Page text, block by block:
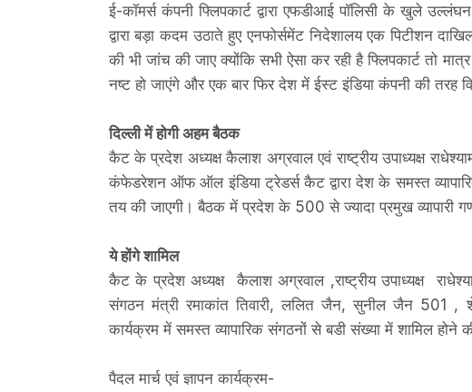
ई-कॉमर्स कंपनी फ्लिपकार्ट द्वारा एफडीआई पॉलिसी के खुले
द्वारा बड़ा कदम उठाते हुए एनफोर्समेंट निदेशालय एक पिटीशन
की भी जांच की जाए क्योंकि सभी ऐसा कर रही है फ्लिपकार्ट तो
नष्ट हो जाएंगे और एक बार फिर देश में ईस्ट इंडिया कंपनी की तरह
दिल्ली में होगी अहम बैठक
कैट के प्रदेश अध्यक्ष कैलाश अग्रवाल एवं राष्ट्रीय उपाध्यक्ष
कंफेडरेशन ऑफ ऑल इंडिया ट्रेडर्स कैट द्वारा देश के समस्त
तय की जाएगी। बैठक में प्रदेश के 500 से ज्यादा प्रमुख व्यापारी
ये होंगे शामिल
कैट के प्रदेश अध्यक्ष कैलाश अग्रवाल ,राष्ट्रीय उपाध्यक्ष
संगठन मंत्री रमाकांत तिवारी, ललित जैन, सुनील जैन 501 ,
कार्यक्रम में समस्त व्यापारिक संगठनों से बडी संख्या में शामिल होने
पैदल मार्च एवं ज्ञापन कार्यक्रम-